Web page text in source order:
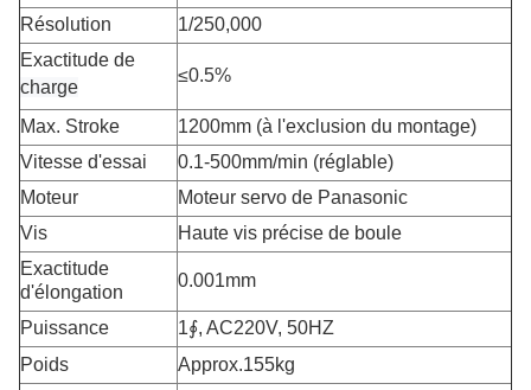
Résolution
1/250,000
Exactitude de
charge
≤0.5%
Max. Stroke
1200mm (à l'exclusion du montage)
Vitesse d'essai
0.1-500mm/min (réglable)
Moteur
Moteur servo de Panasonic
Vis
Haute vis précise de boule
Exactitude
d'élongation
0.001mm
Puissance
1∮, AC220V, 50HZ
Poids
Approx.155kg